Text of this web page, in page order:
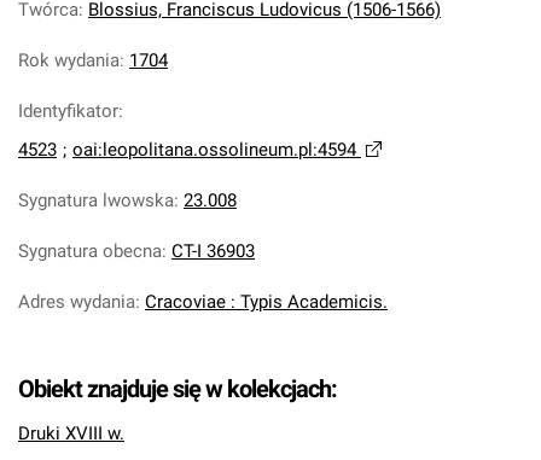
Twórca: Blossius, Franciscus Ludovicus (1506-1566)
Rok wydania: 1704
Identyfikator:
4523 ; oai:leopolitana.ossolineum.pl:4594
Sygnatura lwowska: 23.008
Sygnatura obecna: CT-I 36903
Adres wydania: Cracoviae : Typis Academicis.
Obiekt znajduje się w kolekcjach:
Druki XVIII w.